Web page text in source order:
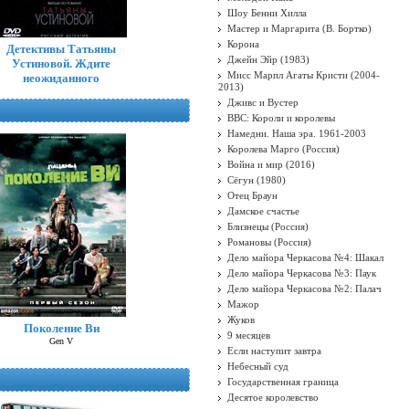
Детективы Татьяны
Устиновой. Ждите
неожиданного
Поколение Ви
Gen V
Шоу Бенни Хилла
Мастер и Маргарита (В. Бортко)
Корона
Джейн Эйр (1983)
Мисс Марпл Агаты Кристи (2004-
2013)
Дживс и Вустер
BBC: Короли и королевы
Намедни. Наша эра. 1961-2003
Королева Марго (Россия)
Война и мир (2016)
Сёгун (1980)
Отец Браун
Дамское счастье
Близнецы (Россия)
Романовы (Россия)
Дело майора Черкасова №4: Шакал
Дело майора Черкасова №3: Паук
Дело майора Черкасова №2: Палач
Мажор
Жуков
9 месяцев
Если наступит завтра
Небесный суд
Государственная граница
Десятое королевство